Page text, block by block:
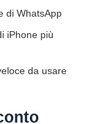
di WhatsApp
iPhone più
da usare